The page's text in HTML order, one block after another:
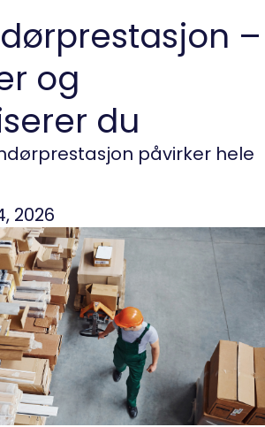
–
og
du
påvirker hele
2026